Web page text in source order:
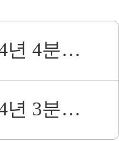
2024년 4분기 단기자금 운용
2024년 3분기 단기자금 운용